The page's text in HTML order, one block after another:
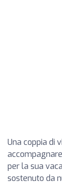
Una coppia di
per la sua
sostenuto da